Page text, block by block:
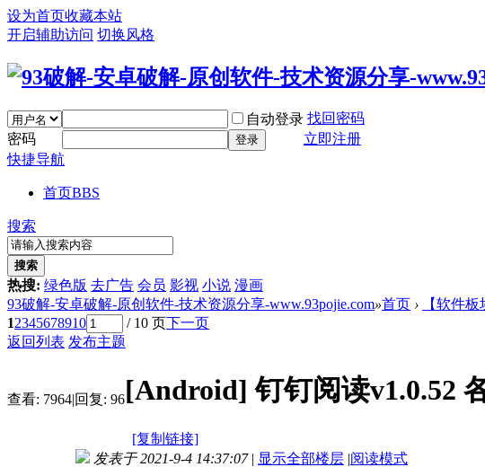
设为首页收藏本站
开启辅助访问 切换风格
自动登录 找回密码
密码
登录
立即注册
快捷导航
首页BBS
搜索
搜索
热搜: 绿色版 去广告 会员 影视 小说 漫画
93破解-安卓破解-原创软件-技术资源分享-www.93pojie.com»首页 › 【软件板
12345678910 / 10 页下一页
返回列表 发布主题
查看: 7964|回复: 96[Android]钉钉阅读v1.0.52
[复制链接]
发表于 2021-9-4 14:37:07 | 显示全部楼层 |阅读模式